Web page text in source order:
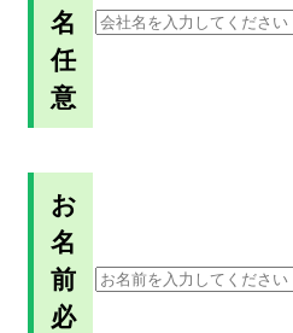
名
任
意
お
名
前
必